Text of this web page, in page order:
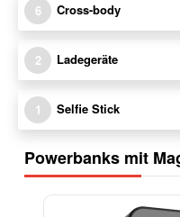
6 Cross-body
2 Ladegeräte
1 Selfie Stick
Powerbanks mit